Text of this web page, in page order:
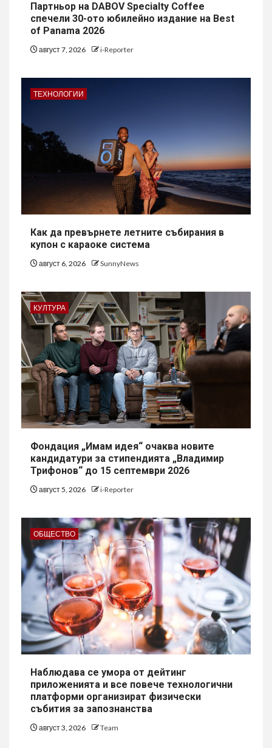
Партньор на DABOV Specialty Coffee
спечели 30-ото юбилейно издание на Best
of Panama 2026
август 7, 2026 i-Reporter
ТЕХНОЛОГИИ
Как да превърнете летните събирания в
купон с караоке система
август 6, 2026 SunnyNews
КУЛТУРА
Фондация „Имам идея“ очаква новите
кандидатури за стипендията „Владимир
Трифонов“ до 15 септември 2026
август 5, 2026 i-Reporter
ОБЩЕСТВО
Наблюдава се умора от дейтинг
приложенията и все повече технологични
платформи организират физически
събития за запознанства
август 3, 2026 Team